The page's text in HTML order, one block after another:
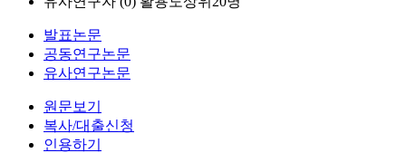
발표논문
공동연구논문
유사연구논문
원문보기
복사/대출신청
인용하기